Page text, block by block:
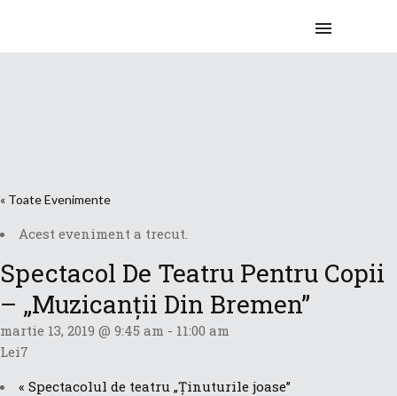
« Toate Evenimente
Acest eveniment a trecut.
Spectacol De Teatru Pentru Copii
– „Muzicanții Din Bremen”
martie 13, 2019 @ 9:45 am - 11:00 am
Lei7
« Spectacolul de teatru „Ținuturile joase”